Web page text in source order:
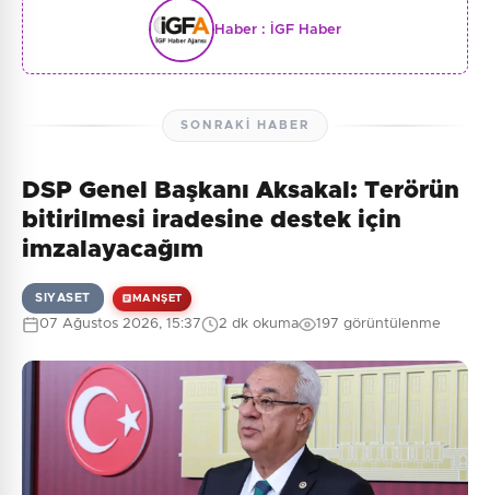
Haber : İGF Haber
SONRAKI HABER
DSP Genel Başkanı Aksakal: Terörün
bitirilmesi iradesine destek için
imzalayacağım
SIYASET MANŞET
07 Ağustos 2026, 15:37 2 dk okuma 197 görüntülenme